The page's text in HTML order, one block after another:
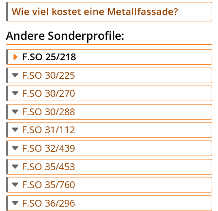
Wie viel kostet eine Metallfassade?
Andere Sonderprofile:
F.SO 25/218
F.SO 30/225
F.SO 30/270
F.SO 30/288
F.SO 31/112
F.SO 32/439
F.SO 35/453
F.SO 35/760
F.SO 36/296